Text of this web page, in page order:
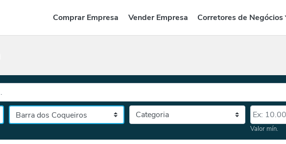
Comprar Empresa Vender Empresa Corretores de Negócios
Cidade
Selecione o estado, depois a cidade
Categoria Valor mín.
Valor mín.